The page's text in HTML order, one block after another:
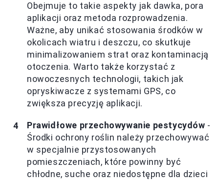
Obejmuje to takie aspekty jak dawka, pora
aplikacji oraz metoda rozprowadzenia.
Ważne, aby unikać stosowania środków w
okolicach wiatru i deszczu, co skutkuje
minimalizowaniem strat oraz kontaminacją
otoczenia. Warto także korzystać z
nowoczesnych technologii, takich jak
opryskiwacze z systemami GPS, co
zwiększa precyzję aplikacji.
Prawidłowe przechowywanie pestycydów -
Środki ochrony roślin należy przechowywać
w specjalnie przystosowanych
pomieszczeniach, które powinny być
chłodne, suche oraz niedostępne dla dzieci